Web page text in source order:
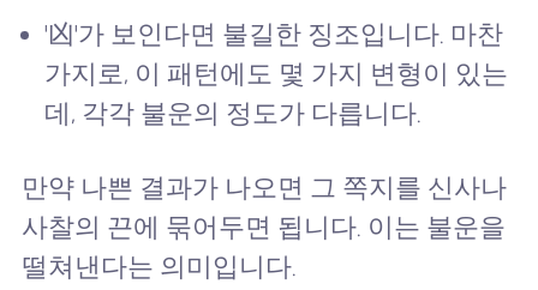
'凶'가 보인다면 불길한 징조입니다. 마찬
가지로, 이 패턴에도 몇 가지 변형이 있는
데, 각각 불운의 정도가 다릅니다.
만약 나쁜 결과가 나오면 그 쪽지를 신사나
사찰의 끈에 묶어두면 됩니다. 이는 불운을
떨쳐낸다는 의미입니다.